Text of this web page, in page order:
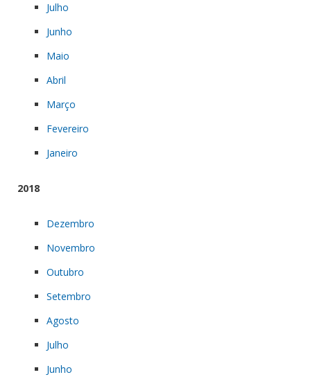
Julho
Junho
Maio
Abril
Março
Fevereiro
Janeiro
2018
Dezembro
Novembro
Outubro
Setembro
Agosto
Julho
Junho